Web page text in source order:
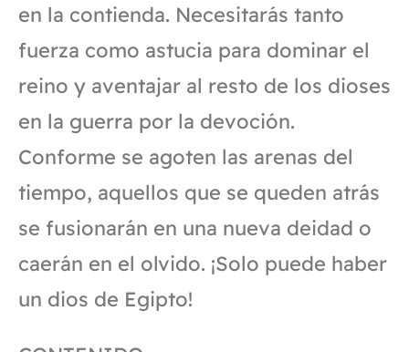
en la contienda. Necesitarás tanto
fuerza como astucia para dominar el
reino y aventajar al resto de los dioses
en la guerra por la devoción.
Conforme se agoten las arenas del
tiempo, aquellos que se queden atrás
se fusionarán en una nueva deidad o
caerán en el olvido. ¡Solo puede haber
un dios de Egipto!